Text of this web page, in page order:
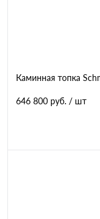
Каминная топка
646 800 руб. / шт